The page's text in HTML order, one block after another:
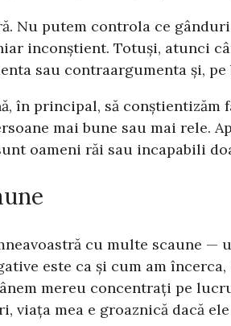
Nu putem controla ce
inconștient. Totuși, atunci
sau contraargumenta și,
în principal, să
mai bune sau mai
oameni răi sau incapabili
cu multe scaune
este ca și cum am
mereu concentrați pe
viața mea e groaznică dacă ele